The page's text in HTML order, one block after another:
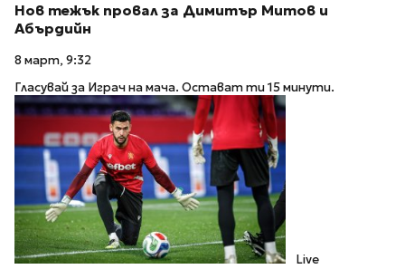
Нов тежък провал за Димитър Митов и
Абърдийн
8 март, 9:32
Гласувай за Играч на мача. Остават ти 15 минути.
Live